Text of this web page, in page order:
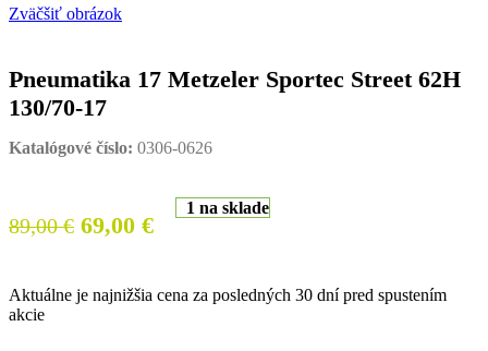
Zväčšiť obrázok
Pneumatika 17 Metzeler Sportec Street 62H
130/70-17
Katalógové číslo: 0306-0626
89,00€ Pôvodná
89,00 €.
69,00 €Aktuálna
69,00 €.
1 na sklade
Aktuálne je najnižšia cena za posledných 30 dní pred spustením
akcie